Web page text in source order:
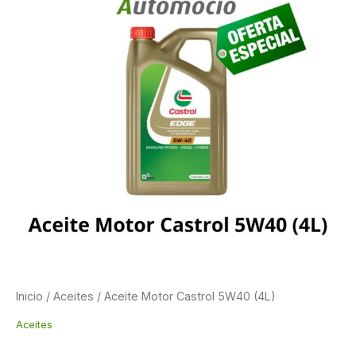
Inicio / Aceites / Aceite Motor Castrol 5W40 (4L)
Aceites